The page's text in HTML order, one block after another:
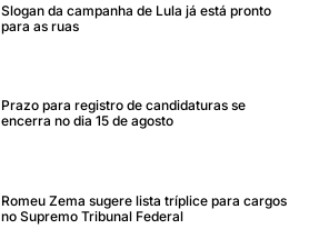
Slogan da campanha de Lula já está pronto
para as ruas
Prazo para registro de candidaturas se
encerra no dia 15 de agosto
Romeu Zema sugere lista tríplice para cargos
no Supremo Tribunal Federal